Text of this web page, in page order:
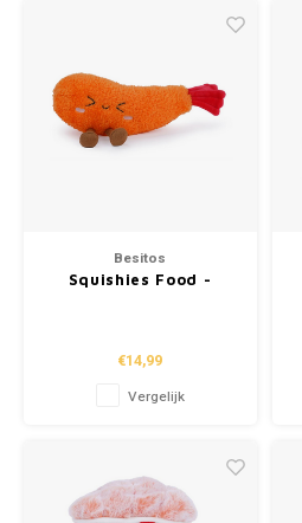
Besitos
Squishies Food -
€14,99
Vergelijk